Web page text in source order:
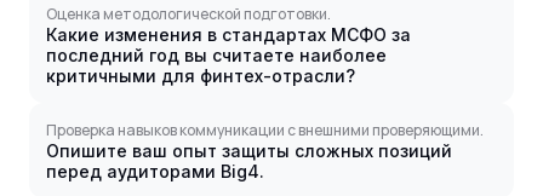
Оценка методологической подготовки.
Какие изменения в стандартах МСФО за
последний год вы считаете наиболее
критичными для финтех-отрасли?
Проверка навыков коммуникации с внешними проверяющими.
Опишите ваш опыт защиты сложных позиций
перед аудиторами Big4.